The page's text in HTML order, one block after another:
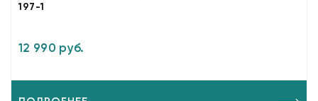
197-1
12 990 руб.